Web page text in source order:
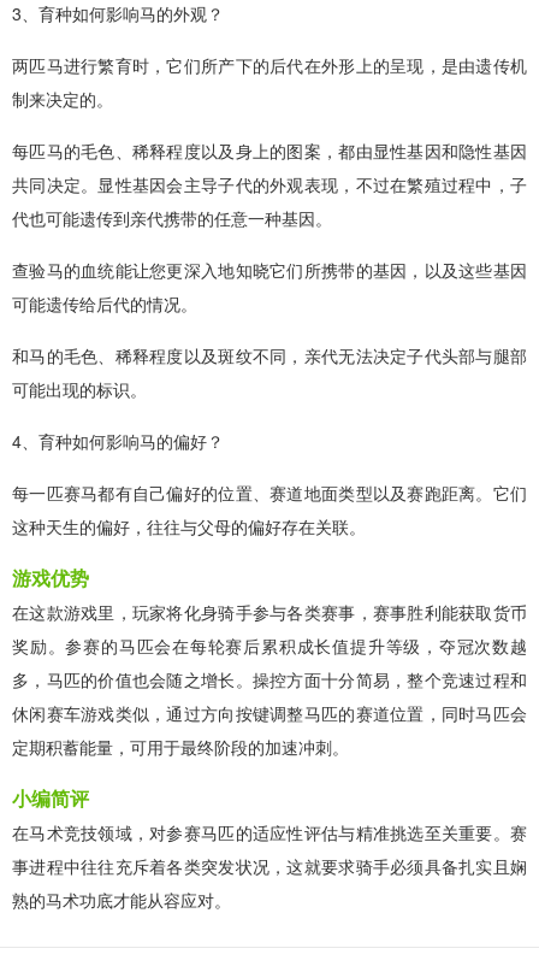
3、育种如何影响马的外观？
两匹马进行繁育时，它们所产下的后代在外形上的呈现，是由遗传机
制来决定的。
每匹马的毛色、稀释程度以及身上的图案，都由显性基因和隐性基因
共同决定。显性基因会主导子代的外观表现，不过在繁殖过程中，子
代也可能遗传到亲代携带的任意一种基因。
查验马的血统能让您更深入地知晓它们所携带的基因，以及这些基因
可能遗传给后代的情况。
和马的毛色、稀释程度以及斑纹不同，亲代无法决定子代头部与腿部
可能出现的标识。
4、育种如何影响马的偏好？
每一匹赛马都有自己偏好的位置、赛道地面类型以及赛跑距离。它们
这种天生的偏好，往往与父母的偏好存在关联。
游戏优势
在这款游戏里，玩家将化身骑手参与各类赛事，赛事胜利能获取货币
奖励。参赛的马匹会在每轮赛后累积成长值提升等级，夺冠次数越
多，马匹的价值也会随之增长。操控方面十分简易，整个竞速过程和
休闲赛车游戏类似，通过方向按键调整马匹的赛道位置，同时马匹会
定期积蓄能量，可用于最终阶段的加速冲刺。
小编简评
在马术竞技领域，对参赛马匹的适应性评估与精准挑选至关重要。赛
事进程中往往充斥着各类突发状况，这就要求骑手必须具备扎实且娴
熟的马术功底才能从容应对。